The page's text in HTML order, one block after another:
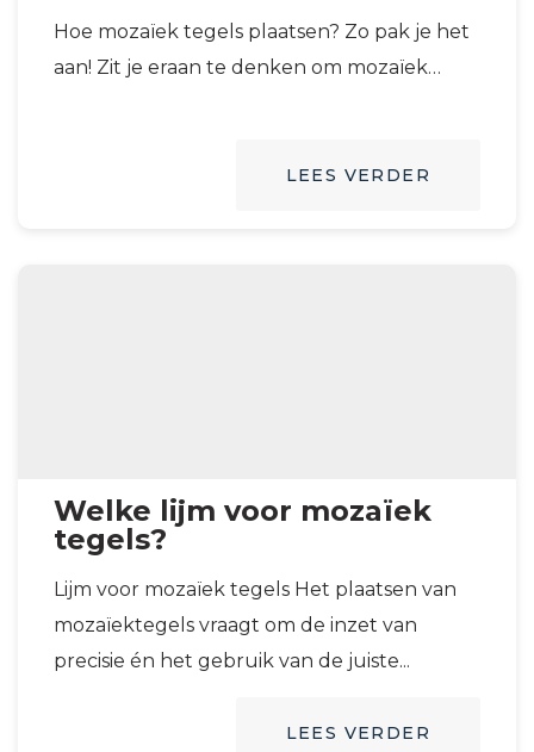
Hoe mozaïek tegels plaatsen? Zo pak je het
aan! Zit je eraan te denken om mozaïek
LEES VERDER
Welke lijm voor mozaïek
tegels?
Lijm voor mozaïek tegels Het plaatsen van
mozaïektegels vraagt om de inzet van
precisie én het gebruik van de juiste...
LEES VERDER